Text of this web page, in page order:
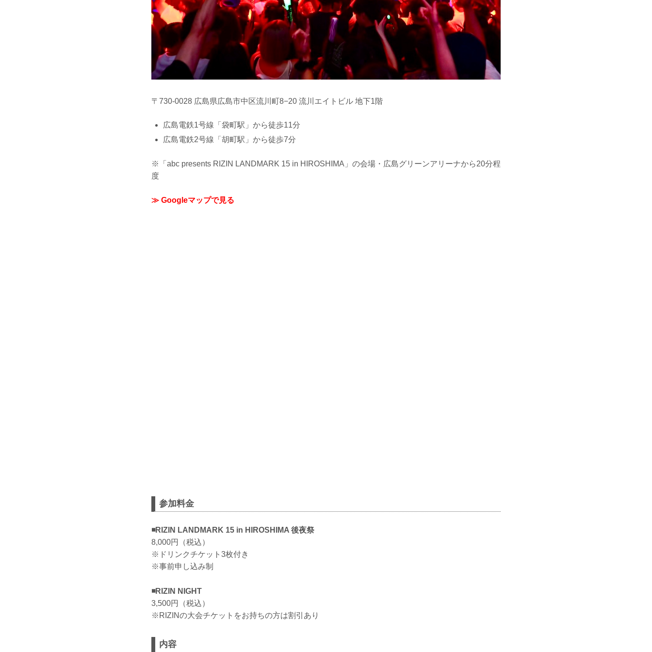
〒730-0028 広島県広島市中区流川町8−20 流川エイトビル 地下1階
広島電鉄1号線「袋町駅」から徒歩11分
広島電鉄2号線「胡町駅」から徒歩7分
※「abc presents RIZIN LANDMARK 15 in HIROSHIMA」の会場・広島グリーンアリーナから20分程
度
≫ Googleマップで見る
参加料金
◾️RIZIN LANDMARK 15 in HIROSHIMA 後夜祭
8,000円（税込）
※ドリンクチケット3枚付き
※事前申し込み制
◾️RIZIN NIGHT
3,500円（税込）
※RIZINの大会チケットをお持ちの方は割引あり
内容